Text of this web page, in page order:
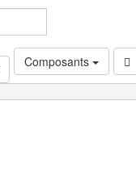
Composants